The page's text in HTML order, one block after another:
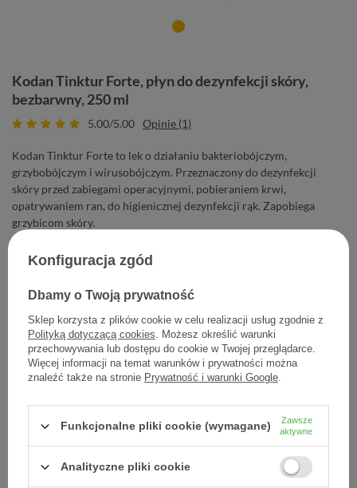
Kodan Tinktur Forte, płyn do dezynfekcji skóry,
bezbarwny, 250 ml
5.00/5.00 Opinie (1)
Kodan Tinktur Forte to lek o działaniu bakteriobójczym,
grzybobójczym i wirusobójczym. Przeznaczony do dezynfekcji
skóry przed zabiegami operacyjnymi, pobieraniem krwi,
opatrywaniem ran, do higienicznej dezynfekcji rąk. Zapobiega
grzybicom skóry.
18,34 zł
Cena jednostkowa 0,07 zł / szt.
- + Dodaj do koszyka
Dodaj do listy zakupowej
Producent:SCHULKE & MAYR GMBH
Kod produktu:5909990425266
Konfiguracja zgód
Dbamy o Twoją prywatność
Sklep korzysta z plików cookie w celu realizacji usług zgodnie z
Polityką dotyczącą cookies. Możesz określić warunki
przechowywania lub dostępu do cookie w Twojej przeglądarce.
Więcej informacji na temat warunków i prywatności można
znaleźć także na stronie Prywatność i warunki Google.
Funkcjonalne pliki cookie (wymagane)
Zawsze
aktywne
Analityczne pliki cookie